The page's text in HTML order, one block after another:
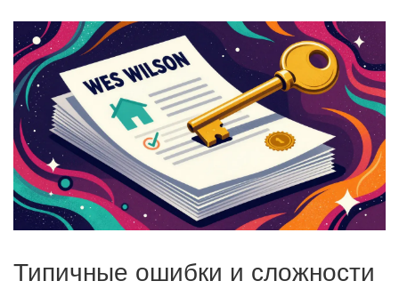
Типичные ошибки и сложности